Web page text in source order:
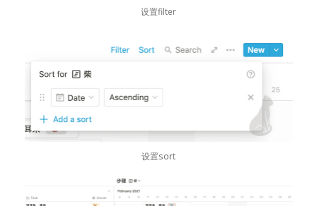
设置filter
设置sort